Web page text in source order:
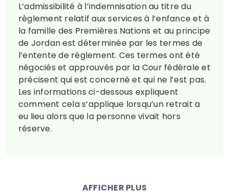
L’admissibilité à l’indemnisation au titre du
règlement relatif aux services à l’enfance et à
la famille des Premières Nations et au principe
de Jordan est déterminée par les termes de
l’entente de règlement. Ces termes ont été
négociés et approuvés par la Cour fédérale et
précisent qui est concerné et qui ne l’est pas.
Les informations ci-dessous expliquent
comment cela s’applique lorsqu’un retrait a
eu lieu alors que la personne vivait hors
réserve.
AFFICHER PLUS